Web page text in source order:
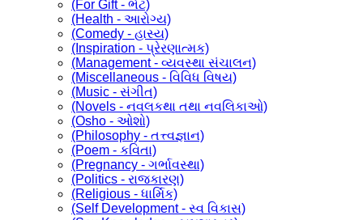
(For Gift - ભેટ)
(Health - આરોગ્ય)
(Comedy - હાસ્ય)
(Inspiration - પ્રેરણાત્મક)
(Management - વ્યવસ્થા સંચાલન)
(Miscellaneous - વિવિધ વિષય)
(Music - સંગીત)
(Novels - નવલકથા તથા નવલિકાઓ)
(Osho - ઓશો)
(Philosophy - તત્ત્વજ્ઞાન)
(Poem - કવિતા)
(Pregnancy - ગર્ભાવસ્થા)
(Politics - રાજકારણ)
(Religious - ધાર્મિક)
(Self Development - સ્વ વિકાસ)